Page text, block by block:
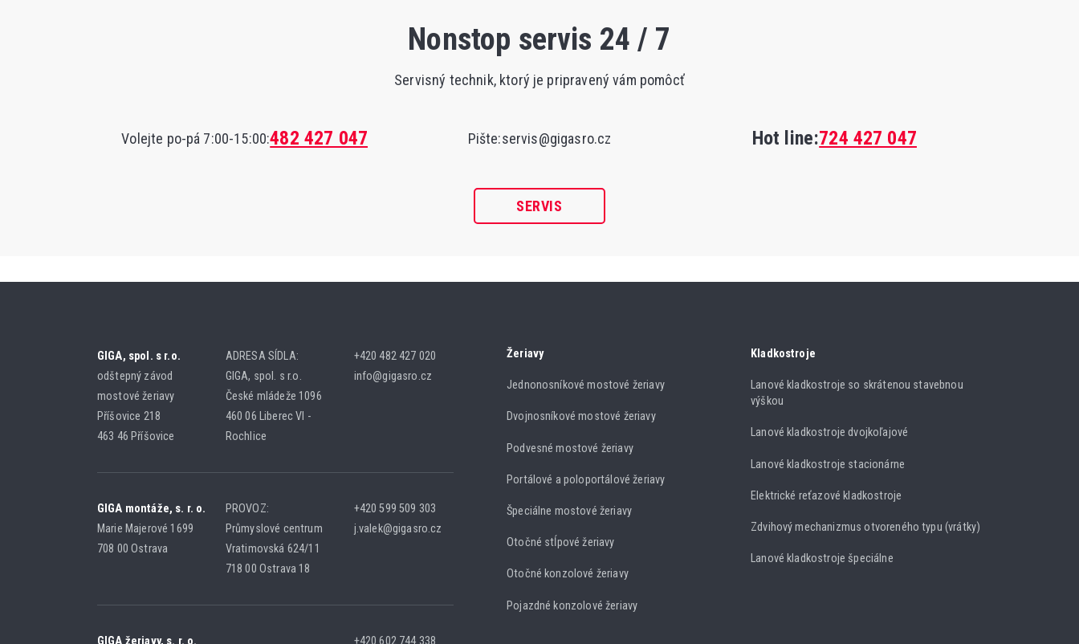
Nonstop servis 24 / 7
Servisný technik, ktorý je pripravený vám pomôcť
Volejte po-pá 7:00-15:00:482 427 047 Pište:servis@gigasro.cz Hot line:724 427 047
SERVIS
GIGA, spol. s r.o.
odštepný závod
mostové žeriavy
Příšovice 218
463 46 Příšovice
ADRESA SÍDLA:
GIGA, spol. s r.o.
České mládeže 1096
460 06 Liberec VI -
Rochlice
+420 482 427 020
info@gigasro.cz
GIGA montáže, s. r. o.
Marie Majerové 1699
708 00 Ostrava
PROVOZ:
Průmyslové centrum
Vratimovská 624/11
718 00 Ostrava 18
+420 599 509 303
j.valek@gigasro.cz
GIGA žeriavy, s. r. o. +420 602 744 338
Žeriavy
Jednonosníkové mostové žeriavy
Dvojnosníkové mostové žeriavy
Podvesné mostové žeriavy
Portálové a poloportálové žeriavy
Špeciálne mostové žeriavy
Otočné stĺpové žeriavy
Otočné konzolové žeriavy
Pojazdné konzolové žeriavy
Kladkostroje
Lanové kladkostroje so skrátenou stavebnou
výškou
Lanové kladkostroje dvojkoľajové
Lanové kladkostroje stacionárne
Elektrické reťazové kladkostroje
Zdvihový mechanizmus otvoreného typu (vrátky)
Lanové kladkostroje špeciálne